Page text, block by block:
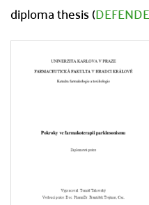
diploma thesis (